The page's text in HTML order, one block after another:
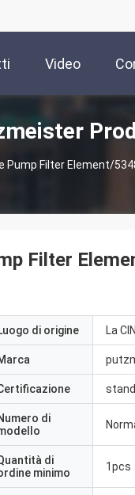
Video
Filter Element/
Filter
di origine La
di
di
minimo
1pcs